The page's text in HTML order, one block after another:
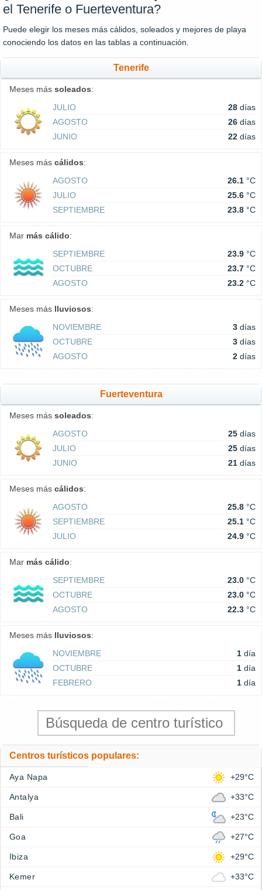
el Tenerife o Fuerteventura?
Puede elegir los meses más cálidos, soleados y mejores de playa
conociendo los datos en las tablas a continuación.
Tenerife
Meses más soleados:
JULIO
28 días
AGOSTO
26 días
JUNIO
22 días
Meses más cálidos:
AGOSTO
26.1 °C
JULIO
25.6 °C
SEPTIEMBRE
23.8 °C
Mar más cálido:
SEPTIEMBRE
23.9 °C
OCTUBRE
23.7 °C
AGOSTO
23.2 °C
Meses más lluviosos:
NOVIEMBRE
3 días
OCTUBRE
3 días
AGOSTO
2 días
Fuerteventura
Meses más soleados:
AGOSTO
25 días
JULIO
25 días
JUNIO
21 días
Meses más cálidos:
AGOSTO
25.8 °C
SEPTIEMBRE
25.1 °C
JULIO
24.9 °C
Mar más cálido:
SEPTIEMBRE
23.0 °C
OCTUBRE
23.0 °C
AGOSTO
22.3 °C
Meses más lluviosos:
NOVIEMBRE
1 día
OCTUBRE
1 día
FEBRERO
1 día
Centros turísticos populares:
Aya Napa +29°C
Antalya +33°C
Bali +23°C
Goa +27°C
Ibiza +29°C
Kemer +33°C